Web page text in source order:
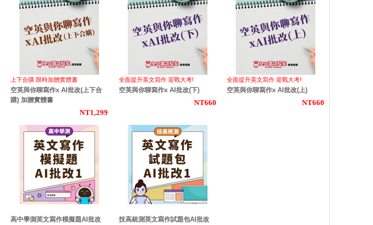
上下合購 限時加贈實體書
空英與你聊寫作x AI批改(上下合
購) 加贈實體書
NT1,299
全面提升英文寫作 迎戰大考!
空英與你聊寫作x AI批改(下)
NT660
全面提升英文寫作 迎戰大考!
空英與你聊寫作x AI批改(上)
NT660
高中學測英文寫作模擬題AI批改 技高統測英文寫作試題包AI批改